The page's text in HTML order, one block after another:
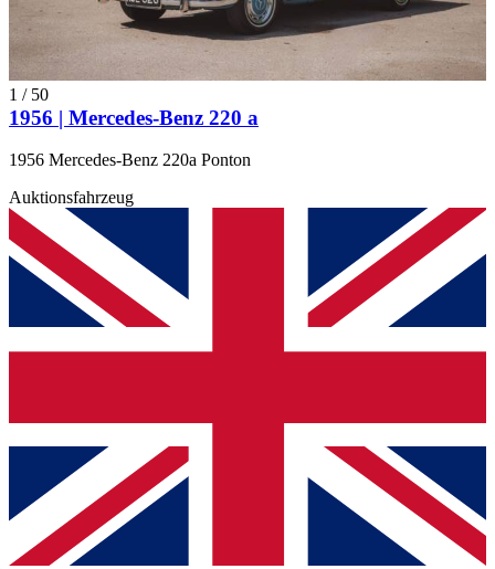
1 / 50
1956 | Mercedes-Benz 220 a
1956 Mercedes-Benz 220a Ponton
Auktionsfahrzeug